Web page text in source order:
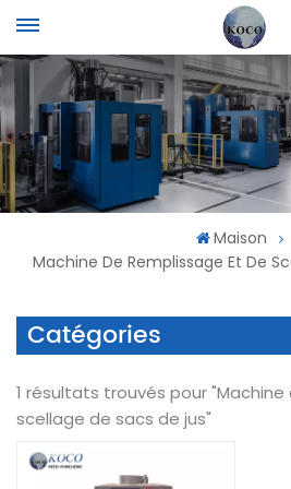
Maison
Machine De Remplissage Et De
Catégories
1 résultats trouvés pour
scellage de sacs de jus"